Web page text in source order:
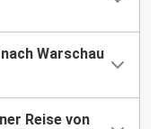
Warschau
Reise von